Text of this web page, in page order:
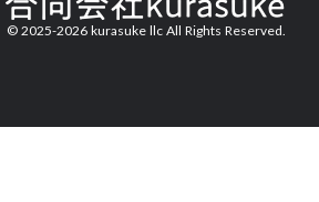
© 2025-2026 kurasuke llc All Rights Reserved.